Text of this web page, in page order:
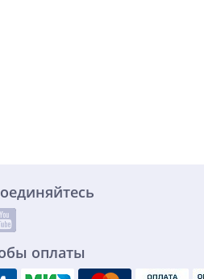
оплаты